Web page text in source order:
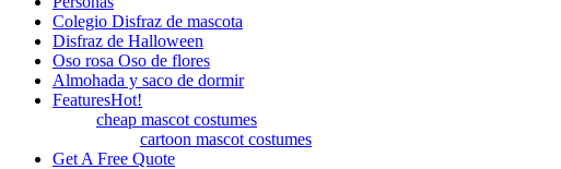
Colegio Disfraz de mascota
Disfraz de Halloween
Oso rosa Oso de flores
Almohada y saco de dormir
FeaturesHot!
cheap mascot costumes
cartoon mascot costumes
Get A Free Quote